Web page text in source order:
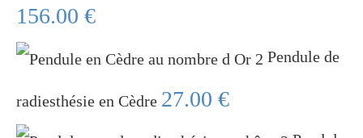
156.00 €
Pendule de
radiesthésie en Cèdre 27.00 €